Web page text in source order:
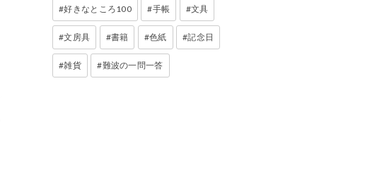
好きなところ100 手帳 文具
文房具 書籍 色紙 記念日
雑貨 難波の一問一答